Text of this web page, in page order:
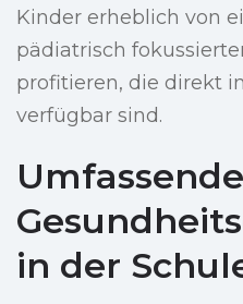
Kinder erheblich von
pädiatrisch
profitieren, die direkt
verfügbar sind.
Umfassende
in der